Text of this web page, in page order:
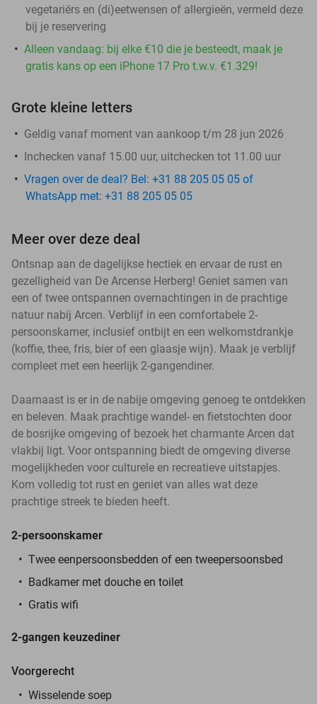
vegetariërs en (di)eetwensen of allergieën, vermeld deze
bij je reservering
Alleen vandaag: bij elke €10 die je besteedt, maak je
gratis kans op een iPhone 17 Pro t.w.v. €1.329!
Grote kleine letters
Geldig vanaf moment van aankoop t/m 28 jun 2026
​Inchecken vanaf 15.00 uur, uitchecken tot 11.00 uur
Vragen over de deal? Bel: +31 88 205 05 05 of
WhatsApp met: +31 88 205 05 05
Meer over deze deal
Ontsnap aan de dagelijkse hectiek en ervaar de rust en
gezelligheid van De Arcense Herberg! Geniet samen van
een of twee ontspannen overnachtingen in de prachtige
natuur nabij Arcen. Verblijf in een comfortabele 2-
persoonskamer, inclusief ontbijt en een welkomstdrankje
(koffie, thee, fris, bier of een glaasje wijn). Maak je verblijf
compleet met een heerlijk 2-gangendiner.
Daarnaast is er in de nabije omgeving genoeg te ontdekken
en beleven. Maak prachtige wandel- en fietstochten door
de bosrijke omgeving of bezoek het charmante Arcen dat
vlakbij ligt. Voor ontspanning biedt de omgeving diverse
mogelijkheden voor culturele en recreatieve uitstapjes.
Kom volledig tot rust en geniet van alles wat deze
prachtige streek te bieden heeft.
2-persoonskamer
Twee eenpersoonsbedden of een tweepersoonsbed
Badkamer met douche en toilet
Gratis wifi
2-gangen keuzediner
Voorgerecht
Wisselende soep